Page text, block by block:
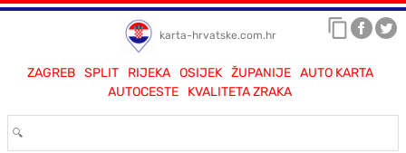
karta-hrvatske.com.hr
ZAGREB SPLIT RIJEKA OSIJEK ŽUPANIJE
AUTO KARTA
AUTOCESTE
KVALITETA ZRAKA